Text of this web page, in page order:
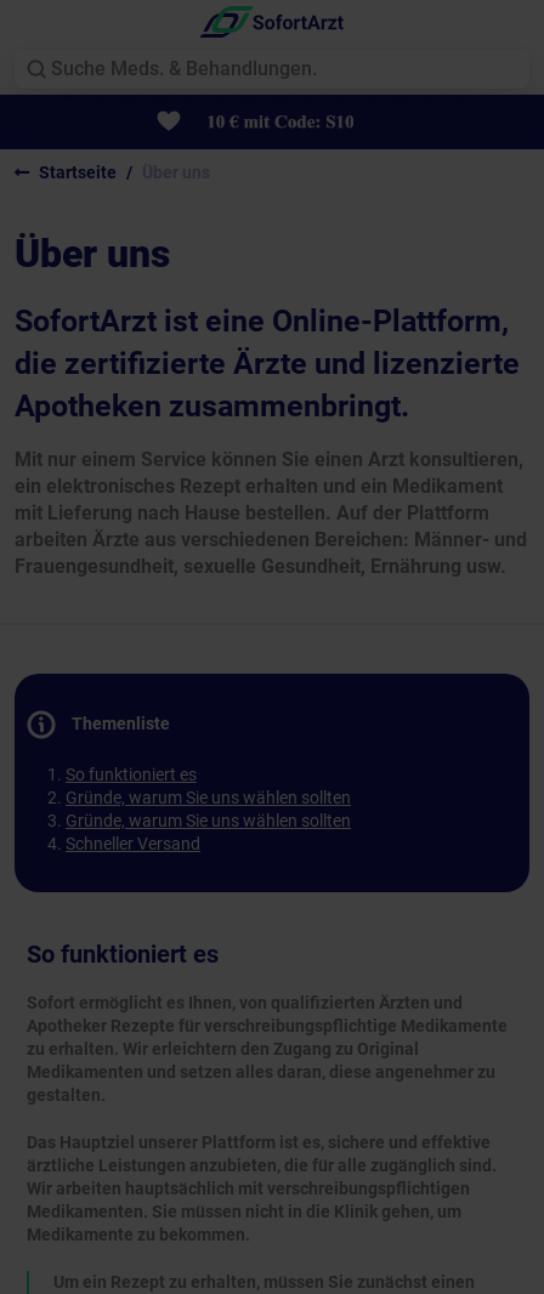
Startseite
Über uns
SofortArzt ist eine Online-Plattform,
die zertifizierte Ärzte und lizenzierte
Apotheken zusammenbringt.
Mit nur einem Service können Sie einen Arzt konsultieren,
ein elektronisches Rezept erhalten und ein Medikament
mit Lieferung nach Hause bestellen. Auf der Plattform
arbeiten Ärzte aus verschiedenen Bereichen: Männer- und
Frauengesundheit, sexuelle Gesundheit, Ernährung usw.
So funktioniert es
Sofort ermöglicht es Ihnen, von qualifizierten Ärzten und
Apotheker Rezepte für verschreibungspflichtige Medikamente
zu erhalten. Wir erleichtern den Zugang zu Original
Medikamenten und setzen alles daran, diese angenehmer zu
gestalten.
Das Hauptziel unserer Plattform ist es, sichere und effektive
ärztliche Leistungen anzubieten, die für alle zugänglich sind.
Wir arbeiten hauptsächlich mit verschreibungspflichtigen
Medikamenten. Sie müssen nicht in die Klinik gehen, um
Medikamente zu bekommen.
Um ein Rezept zu erhalten, müssen Sie zunächst einen
Themenliste
So funktioniert es
Gründe, warum Sie uns wählen sollten
Gründe, warum Sie uns wählen sollten
Schneller Versand